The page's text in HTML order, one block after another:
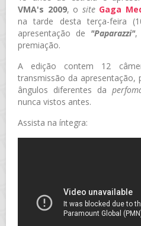
VMA's 2009, o site Gaga
na tarde desta terça-feira
apresentação de "Paparazzi",
premiação.
A edição contem 12
transmissão da apresentação,
ângulos diferentes da
nunca vistos antes.
Assista na íntegra: